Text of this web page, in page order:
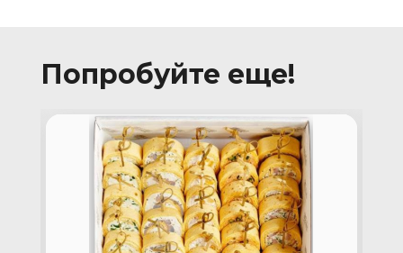
Попробуйте еще!